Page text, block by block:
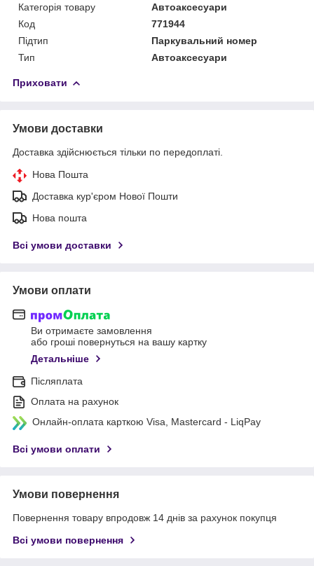
Категорія товару
Автоаксесуари
Код
771944
Підтип
Паркувальний номер
Тип
Автоаксесуари
Приховати
Умови доставки
Доставка здійснюється тільки по передоплаті.
Нова Пошта
Доставка кур'єром Нової Пошти
Нова пошта
Всі умови доставки
Умови оплати
Ви отримаєте замовлення
або гроші повернуться на вашу картку
Детальніше
Післяплата
Оплата на рахунок
Онлайн-оплата карткою Visa, Mastercard - LiqPay
Всі умови оплати
Умови повернення
Повернення товару впродовж 14 днів за рахунок покупця
Всі умови повернення